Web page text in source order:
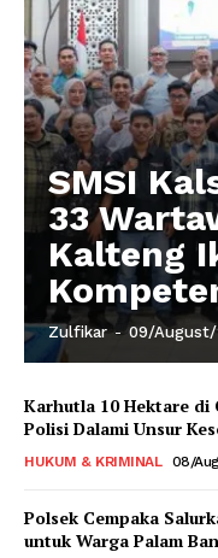
SMSI
33
Kalteng
Zulfikar - 09/August/
Karhutla 10 Hektare di
Polisi Dalami Unsur
HUKUM & KRIMINAL 08/
Polsek Cempaka
untuk Warga Palam